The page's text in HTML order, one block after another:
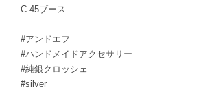
C-45ブース
#アンドエフ
#ハンドメイドアクセサリー
#純銀クロッシェ
#silver